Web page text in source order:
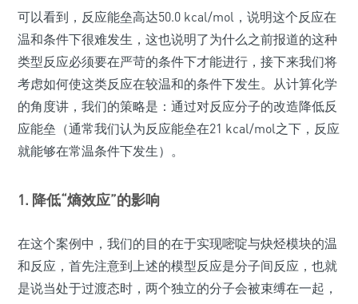
可以看到，反应能垒高达50.0 kcal/mol，说明这个反应在
温和条件下很难发生，这也说明了为什么之前报道的这种
类型反应必须要在严苛的条件下才能进行，接下来我们将
考虑如何使这类反应在较温和的条件下发生。从计算化学
的角度讲，我们的策略是：通过对反应分子的改造降低反
应能垒（通常我们认为反应能垒在21 kcal/mol之下，反应
就能够在常温条件下发生）。
1. 降低“熵效应”的影响
在这个案例中，我们的目的在于实现嘧啶与炔烃模块的温
和反应，首先注意到上述的模型反应是分子间反应，也就
是说当处于过渡态时，两个独立的分子会被束缚在一起，